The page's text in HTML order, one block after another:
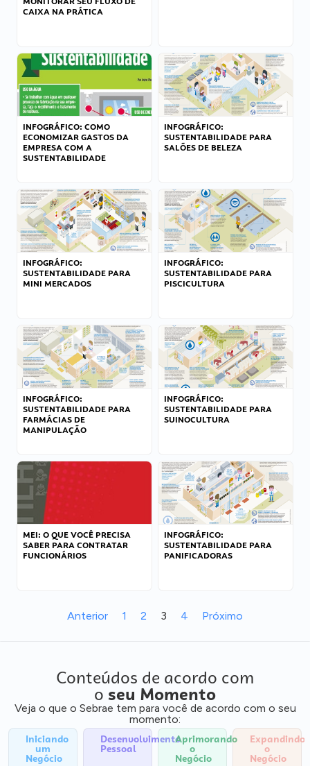
CAIXA NA PRÁTICA
INFOGRÁFICO: COMO
ECONOMIZAR GASTOS DA
EMPRESA COM A
SUSTENTABILIDADE
INFOGRÁFICO:
SUSTENTABILIDADE PARA
SALÕES DE BELEZA
INFOGRÁFICO:
SUSTENTABILIDADE PARA
MINI MERCADOS
INFOGRÁFICO:
SUSTENTABILIDADE PARA
PISCICULTURA
INFOGRÁFICO:
SUSTENTABILIDADE PARA
FARMÁCIAS DE
MANIPULAÇÃO
INFOGRÁFICO:
SUSTENTABILIDADE PARA
SUINOCULTURA
MEI: O QUE VOCÊ PRECISA
SABER PARA CONTRATAR
FUNCIONÁRIOS
INFOGRÁFICO:
SUSTENTABILIDADE PARA
PANIFICADORAS
Anterior 1 2 3 4 Próximo
Conteúdos de acordo com
o seu Momento
Veja o que o Sebrae tem para você de acordo com o seu
momento:
Iniciando
um
Negócio
Desenvolvimento
Pessoal
Aprimorando
o
Negócio
Expandindo
o
Negócio